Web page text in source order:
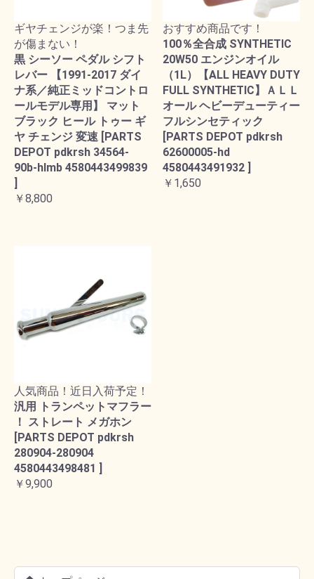
ギヤチェンジが楽！つま先
が傷まない！
黒 シーソー ペダル シフト
レバー 【1991-2017 ダイ
ナ系／純正ミッドコントロ
ールモデル専用】 マット
ブラック ヒール トゥー ギ
ヤ チェンジ 変速 [PARTS
DEPOT pdkrsh 34564-
90b-hlmb 4580443499839
]
￥8,800
おすすめ商品です！
100％全合成 SYNTHETIC
20W50 エンジンオイル
（1L）【ALL HEAVY DUTY
FULL SYNTHETIC】ＡＬＬ
オール ヘビーデューティー
フルシンセティック
[PARTS DEPOT pdkrsh
62600005-hd
4580443491932 ]
￥1,650
人気商品！近日入荷予定！
汎用 トランペットマフラー
！ ストレート メガホン
[PARTS DEPOT pdkrsh
280904-280904
4580443498481 ]
￥9,900